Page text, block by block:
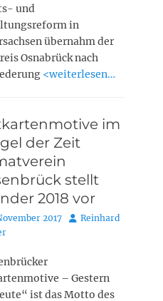
und
in
übernahm der
Osnabrück nach
<weiterlesen…
im
der Zeit
stellt
2018 vor
2017 AutorReinhard
– Gestern
ist das Motto des